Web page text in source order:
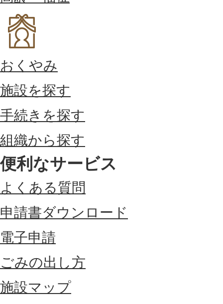
おくやみ
施設を探す
手続きを探す
組織から探す
便利なサービス
よくある質問
申請書ダウンロード
電子申請
ごみの出し方
施設マップ